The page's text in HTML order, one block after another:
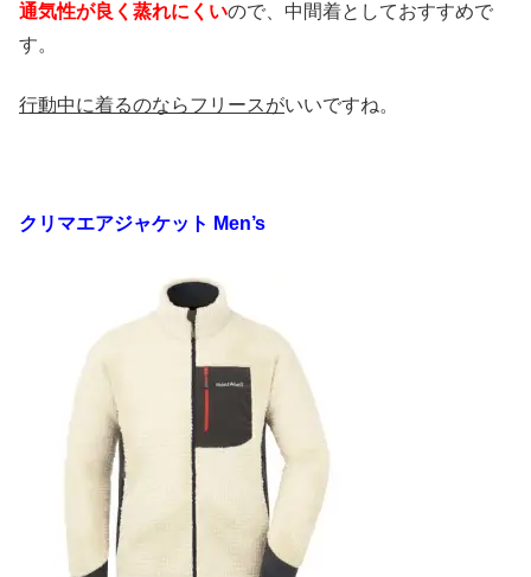
通気性が良く蒸れにくいので、中間着としておすすめで
す。
行動中に着るのならフリースがいいですね。
クリマエアジャケット Men’s